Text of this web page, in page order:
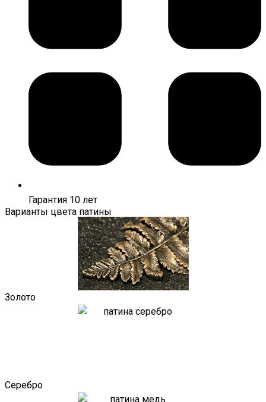
Гарантия 10 лет
Варианты цвета патины
Золото
Серебро